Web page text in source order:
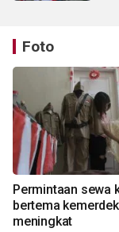
Foto
Permintaan sewa
bertema
meningkat